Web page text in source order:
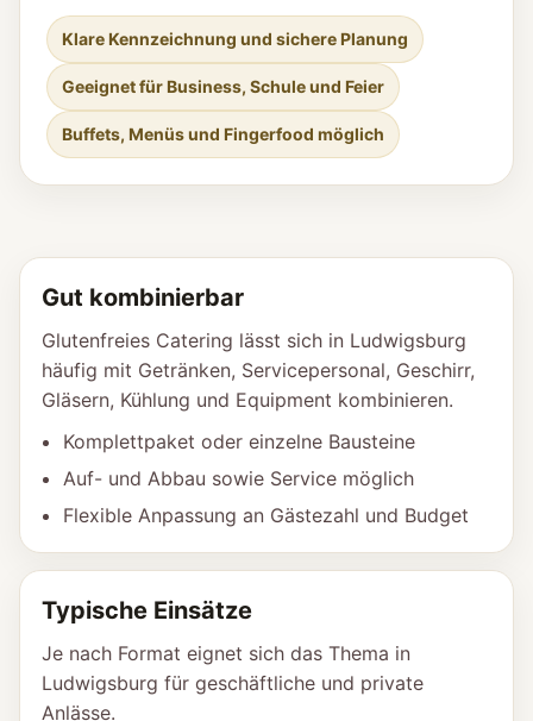
Klare Kennzeichnung und sichere Planung
Geeignet für Business, Schule und Feier
Buffets, Menüs und Fingerfood möglich
Gut kombinierbar
Glutenfreies Catering lässt sich in Ludwigsburg
häufig mit Getränken, Servicepersonal, Geschirr,
Gläsern, Kühlung und Equipment kombinieren.
Komplettpaket oder einzelne Bausteine
Auf- und Abbau sowie Service möglich
Flexible Anpassung an Gästezahl und Budget
Typische Einsätze
Je nach Format eignet sich das Thema in
Ludwigsburg für geschäftliche und private
Anlässe.